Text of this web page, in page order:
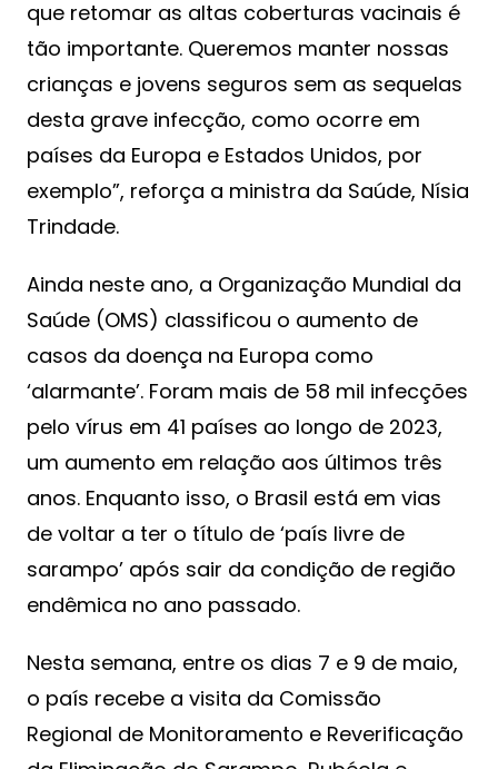
que retomar as altas coberturas vacinais é
tão importante. Queremos manter nossas
crianças e jovens seguros sem as sequelas
desta grave infecção, como ocorre em
países da Europa e Estados Unidos, por
exemplo”, reforça a ministra da Saúde, Nísia
Trindade.
Ainda neste ano, a Organização Mundial da
Saúde (OMS) classificou o aumento de
casos da doença na Europa como
‘alarmante’. Foram mais de 58 mil infecções
pelo vírus em 41 países ao longo de 2023,
um aumento em relação aos últimos três
anos. Enquanto isso, o Brasil está em vias
de voltar a ter o título de ‘país livre de
sarampo’ após sair da condição de região
endêmica no ano passado.
Nesta semana, entre os dias 7 e 9 de maio,
o país recebe a visita da Comissão
Regional de Monitoramento e Reverificação